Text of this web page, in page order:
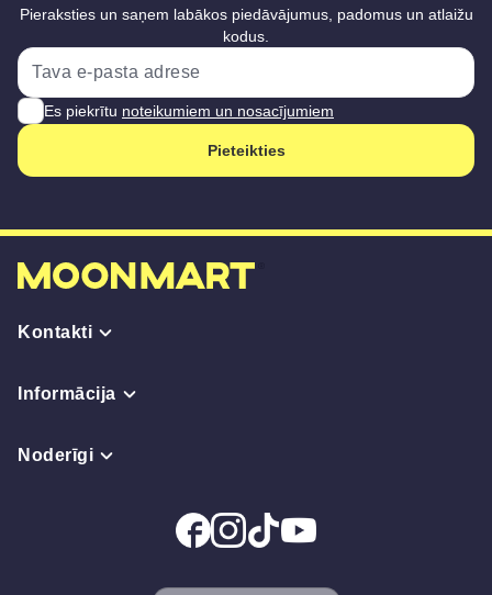
Pieraksties un saņem labākos piedāvājumus, padomus un atlaižu
kodus.
Es piekrītu noteikumiem un nosacījumiem
Pieteikties
Kontakti
Informācija
Noderīgi